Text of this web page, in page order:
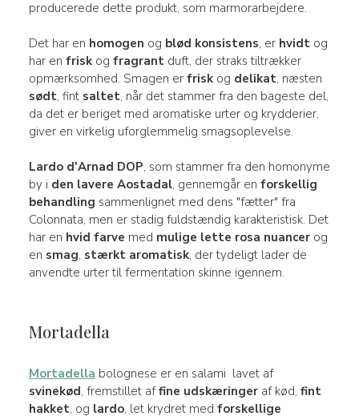
producerede dette produkt, som marmorarbejdere.
Det har en homogen og blød konsistens, er hvidtog
har en friskog fragrantduft, der straks tiltrækker
opmærksomhed. Smagen er friskog delikat, næsten
sødt, fint saltet, når det stammer fra den bageste del,
da det er beriget med aromatiske urter og krydderier,
giver en virkelig uforglemmelig smagsoplevelse.
Lardo d'Arnad DOP, som stammer fra den homonyme
by i den lavere Aostadal, gennemgår en forskellig
behandling sammenlignet med dens "fætter" fra
Colonnata, men er stadig fuldstændig karakteristisk. Det
har en hvid farve med mulige lette rosa nuancerog
en smag, stærkt aromatisk, der tydeligt lader de
anvendte urter til fermentation skinne igennem.
Mortadella
Mortadella bolognese er en salami lavet af
svinekød, fremstillet affine udskæringeraf kød, fint
hakket, og lardo, let krydret med forskellige